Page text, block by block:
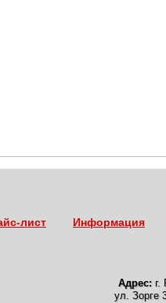
лист Информация
Адрес: г.
ул. Зорге